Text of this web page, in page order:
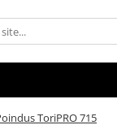
ToriPRO 715